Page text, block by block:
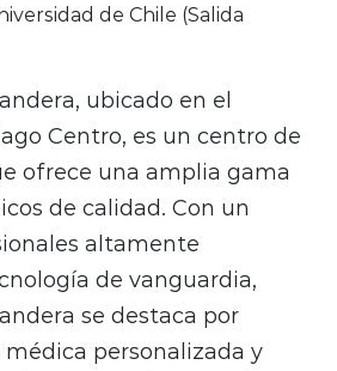
de Chile (Salida
ubicado en el
Centro, es un centro de
ofrece una amplia gama
de calidad. Con un
altamente
de vanguardia,
se destaca por
personalizada y